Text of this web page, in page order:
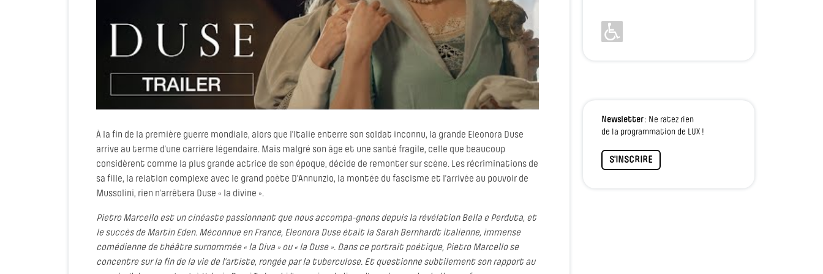
À la fin de la première guerre mondiale, alors que l’Italie enterre son soldat inconnu, la grande Eleonora Duse
arrive au terme d’une carrière légendaire. Mais malgré son âge et une santé fragile, celle que beaucoup
considèrent comme la plus grande actrice de son époque, décide de remonter sur scène. Les récriminations de
sa fille, la relation complexe avec le grand poète D’Annunzio, la montée du fascisme et l’arrivée au pouvoir de
Mussolini, rien n’arrêtera Duse « la divine ».
Pietro Marcello est un cinéaste passionnant que nous accompa-gnons depuis la révélation Bella e Perduta, et
le succès de Martin Eden. Méconnue en France, Eleonora Duse était la Sarah Bernhardt italienne, immense
comédienne de théâtre surnommée « la Diva » ou « la Duse ». Dans ce portrait poétique, Pietro Marcello se
concentre sur la fin de la vie de l’artiste, rongée par la tuberculose. Et questionne subtilement son rapport au
Newsletter: Ne ratez rien
de la programmation de LUX !
S'INSCRIRE